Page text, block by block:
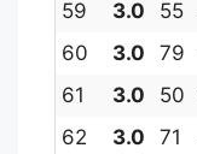
59 3.0 55
60
3.0 79
61
3.0 50
62
3.0 71